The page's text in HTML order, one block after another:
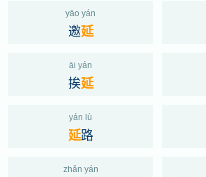
yāo yán
邀延
āi yán
挨延
yán lù
延路
zhǎn yán